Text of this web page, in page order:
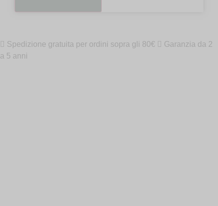
Spedizione gratuita per ordini sopra gli 80€
Garanzia da 2
a 5 anni